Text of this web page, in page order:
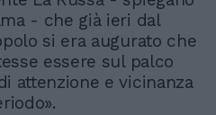
- che già ieri dal
si era augurato che
essere sul palco
attenzione e vicinanza